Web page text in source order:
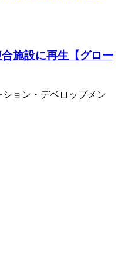
施設に再生【グロー
ョン・デベロップメン